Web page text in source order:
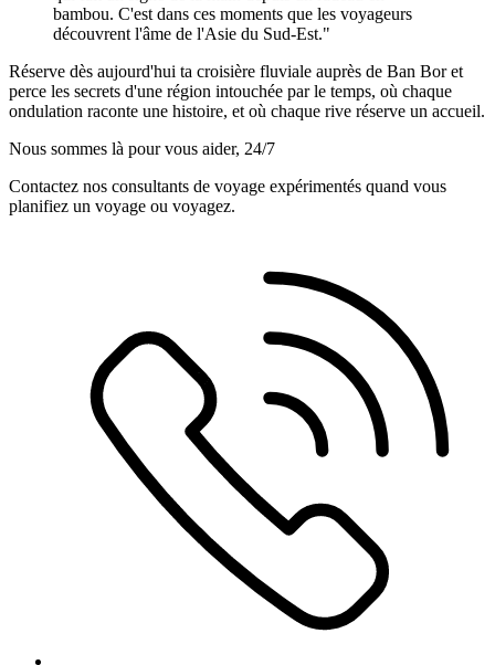
bambou. C'est dans ces moments que les voyageurs
découvrent l'âme de l'Asie du Sud-Est."
Réserve dès aujourd'hui ta croisière fluviale auprès de Ban Bor et
perce les secrets d'une région intouchée par le temps, où chaque
ondulation raconte une histoire, et où chaque rive réserve un accueil.
Nous sommes là pour vous aider, 24/7
Contactez nos consultants de voyage expérimentés quand vous
planifiez un voyage ou voyagez.